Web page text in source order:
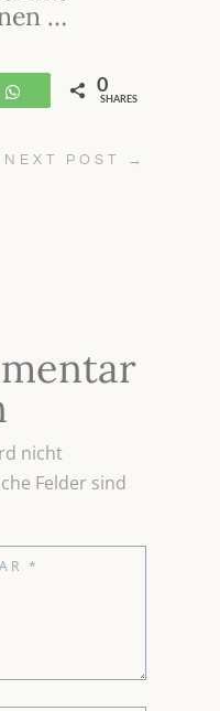
…
WhatsApp
0
SHARES
NEXT POST →
nicht
Felder sind